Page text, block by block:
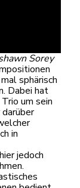
Sorey
sphärisch
Dabei hat
um sein
in
jedoch